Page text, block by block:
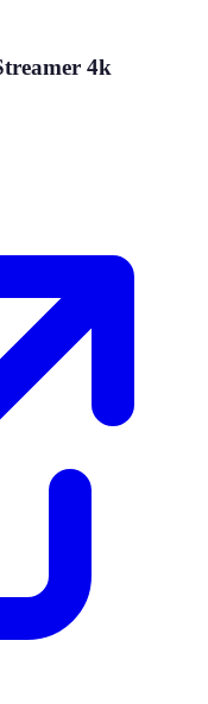
4k